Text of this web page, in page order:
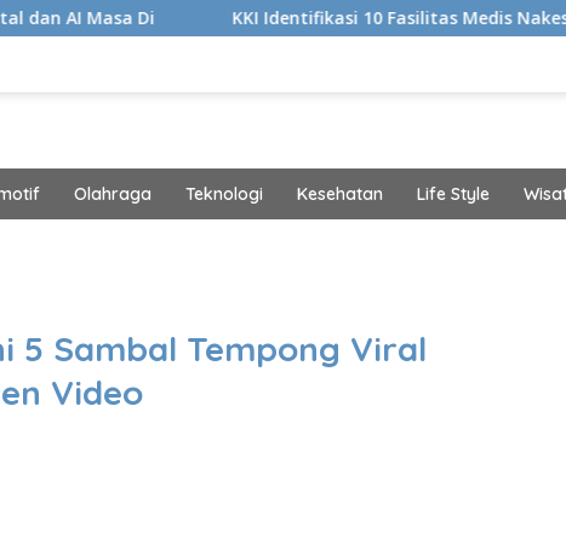
KKI Identifikasi 10 Fasilitas Medis Nakes yang Diduga
Olahraga Teknologi Kesehatan Life Style
5 Sambal Tempong Viral
Video